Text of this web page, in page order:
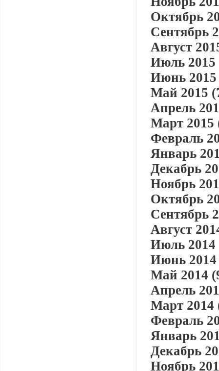
Октябрь
Сентябрь
Август
Июль 2015
Июнь 2015
Май 2015
Апрель
Март 2015
Февраль
Январь
Декабрь
Ноябрь
Октябрь
Сентябрь
Август
Июль 2014
Июнь 2014
Май 2014
Апрель
Март 2014
Февраль
Январь
Декабрь
Ноябрь